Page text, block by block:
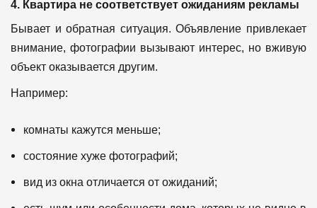
4. Квартира не соответствует ожиданиям рекламы
Бывает и обратная ситуация.Объявление привлекает
внимание, фотографии вызывают интерес, но вживую
объект оказывается другим.
Например:
комнаты кажутся меньше;
состояние хуже фотографий;
вид из окна отличается от ожиданий;